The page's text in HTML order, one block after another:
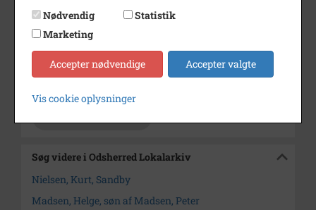
Dateringsnote
år 1922
Fotograf
Størrelse
9 x 12
Søg videre i Odsherred Lokalarkiv
Nielsen, Kurt, Sandby
Madsen, Helge, søn af Madsen, Peter
Nødvendig
Statistik
Marketing
Accepter nødvendige Accepter valgte
Vis cookie oplysninger